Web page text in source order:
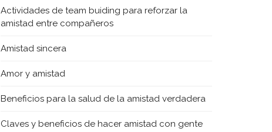
Actividades de team buiding para reforzar la
amistad entre compañeros
Amistad sincera
Amor y amistad
Beneficios para la salud de la amistad verdadera
Claves y beneficios de hacer amistad con gente